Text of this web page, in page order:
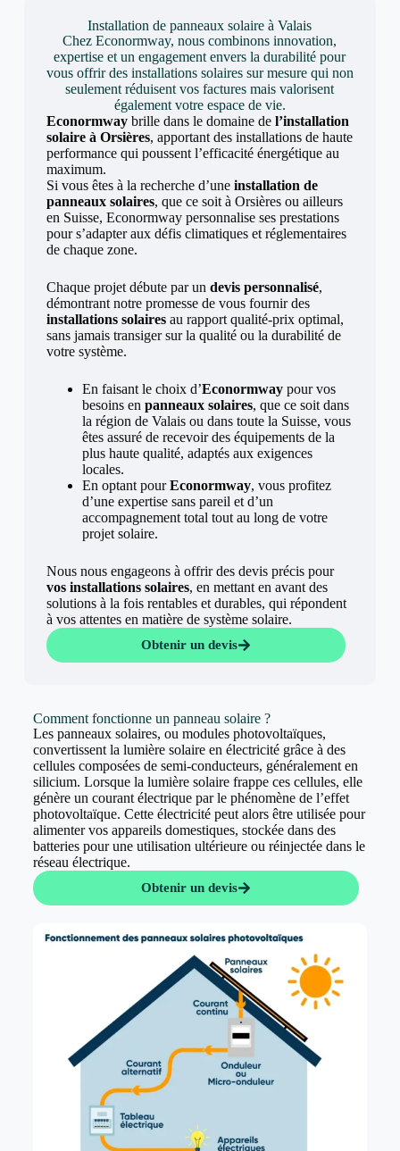
Installation de panneaux solaire à Valais
Chez Econormway, nous combinons innovation,
expertise et un engagement envers la durabilité pour
vous offrir des installations solaires sur mesure qui non
seulement réduisent vos factures mais valorisent
également votre espace de vie.
Econormwaybrille dans le domaine de l’installation
solaire à Orsières, apportant des installations de haute
performance qui poussent l’efficacité énergétique au
maximum.
Si vous êtes à la recherche d’une installation de
panneaux solaires, que ce soit à Orsières ou ailleurs
en Suisse, Econormway personnalise ses prestations
pour s’adapter aux défis climatiques et réglementaires
de chaque zone.
Chaque projet débute par un devis personnalisé,
démontrant notre promesse de vous fournir des
installations solairesau rapport qualité-prix optimal,
sans jamais transiger sur la qualité ou la durabilité de
votre système.
En faisant le choix d’Econormwaypour vos
besoins en panneaux solaires, que ce soit dans
la région de Valais ou dans toute la Suisse, vous
êtes assuré de recevoir des équipements de la
plus haute qualité, adaptés aux exigences
locales.
En optant pourEconormway, vous profitez
d’une expertise sans pareil et d’un
accompagnement total tout au long de votre
projet solaire.
Nous nous engageons à offrir des devis précis pour
vos installations solaires, en mettant en avant des
solutions à la fois rentables et durables, qui répondent
à vos attentes en matière de système solaire.
Obtenir un devis
Comment fonctionne un panneau solaire ?
Les panneaux solaires, ou modules photovoltaïques,
convertissent la lumière solaire en électricité grâce à des
cellules composées de semi-conducteurs, généralement en
silicium. Lorsque la lumière solaire frappe ces cellules, elle
génère un courant électrique par le phénomène de l’effet
photovoltaïque. Cette électricité peut alors être utilisée pour
alimenter vos appareils domestiques, stockée dans des
batteries pour une utilisation ultérieure ou réinjectée dans le
réseau électrique.
Obtenir un devis